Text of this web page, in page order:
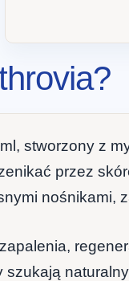
stworzony z
przez
nośnikami,